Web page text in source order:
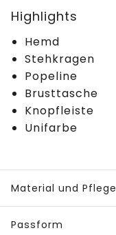
Highlights
Hemd
Stehkragen
Popeline
Brusttasche
Knopfleiste
Unifarbe
Material und Pflege
Passform